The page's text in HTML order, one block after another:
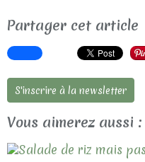
Partager cet article
S'inscrire à la newsletter
Vous aimerez aussi :